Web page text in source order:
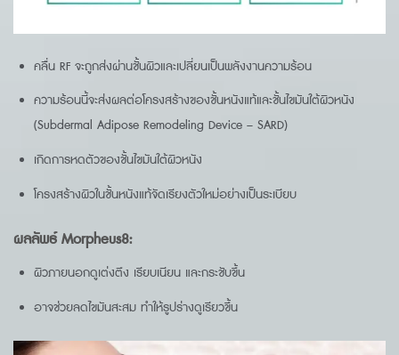
คลื่น RF จะถูกส่งผ่านชั้นผิวและเปลี่ยนเป็นพลังงานความร้อน
ความร้อนนี้จะส่งผลต่อโครงสร้างของชั้นหนังแท้และชั้นไขมันใต้ผิวหนัง
(Subdermal Adipose Remodeling Device – SARD)
เกิดการหดตัวของชั้นไขมันใต้ผิวหนัง
โครงสร้างผิวในชั้นหนังแท้จัดเรียงตัวใหม่อย่างเป็นระเบียบ
ผลลัพธ์ Morpheus8:
ผิวภายนอกดูเต่งตึง เรียบเนียน และกระชับขึ้น
อาจช่วยลดไขมันสะสม ทำให้รูปร่างดูเรียวขึ้น